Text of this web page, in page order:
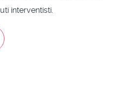
interventisti.